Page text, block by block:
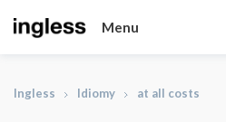
Menu
Ingless Idiomy at all costs